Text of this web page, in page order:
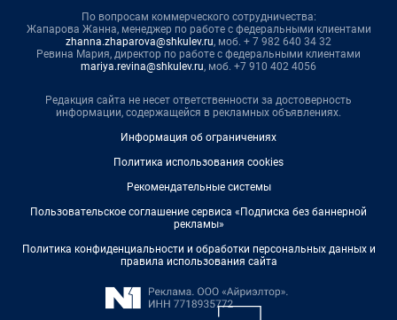
По вопросам коммерческого сотрудничества:
Жапарова Жанна, менеджер по работе с федеральными клиентами
zhanna.zhaparova@shkulev.ru, моб. + 7 982 640 34 32
Ревина Мария, директор по работе с федеральными клиентами
mariya.revina@shkulev.ru, моб. +7 910 402 4056
Редакция сайта не несет ответственности за достоверность
информации, содержащейся в рекламных объявлениях.
Информация об ограничениях
Политика использования cookies
Рекомендательные системы
Пользовательское соглашение сервиса «Подписка без баннерной
рекламы»
Политика конфиденциальности и обработки персональных данных и
правила использования сайта